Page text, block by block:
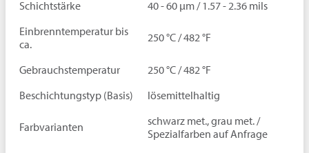
Schichtstärke
40 - 60 µm / 1.57 - 2.36 mils
Einbrenntemperatur bis
ca.
250 °C / 482 °F
Gebrauchstemperatur
250 °C / 482 °F
Beschichtungstyp (Basis)
lösemittelhaltig
Farbvarianten
schwarz met., grau met. /
Spezialfarben auf Anfrage